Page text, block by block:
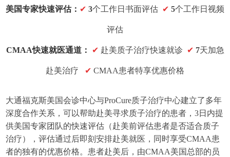
美国专家快速评估： ✔ 3个工作日书面评估 ✔ 5个工作日视频
评估
CMAA快速就医通道： ✔ 赴美质子治疗快速就诊 ✔ 7天加急
赴美治疗 ✔ CMAA患者特享优惠价格
大通福克斯美国会诊中心与ProCure质子治疗中心建立了多年
深度合作关系，可以帮助赴美寻求质子治疗的患者，3日内提
供美国专家团队的快速评估（赴美前评估患者是否适合质子
治疗），评估通过后即刻安排赴美就医，同时享受CMAA患
者的独有的优惠价格。患者赴美后，由CMAA美国总部的员